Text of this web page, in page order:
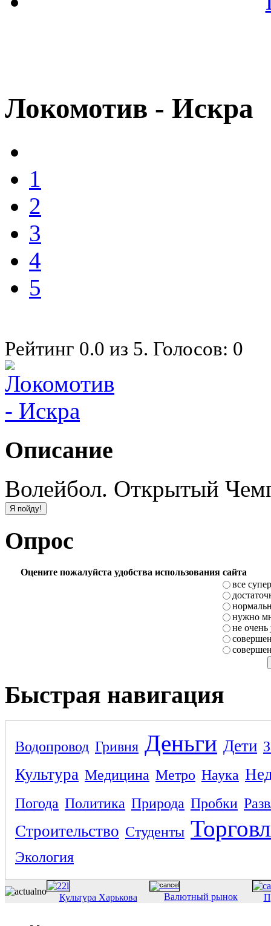
Локомотив - Искра
1
2
3
4
5
Рейтинг 0.0 из 5. Голосов: 0
Описание
Волейбол. Открытый
Опрос
Оцените пожалуйста удобства использования сайта
все супер
нужно
не очень
Быстрая навигация
Водопровод Гривня Деньги Дети
Культура Медицина Метро Наука
Погода Политика Природа Пробки
Строительство Студенты
Экология
Культура Харькова Валютный рынок